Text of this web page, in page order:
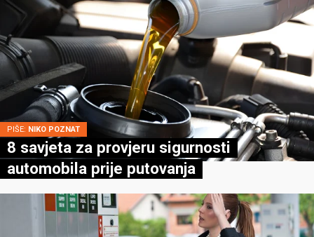
PIŠE: NIKO POZNAT
8 savjeta za provjeru sigurnosti
automobila prije putovanja